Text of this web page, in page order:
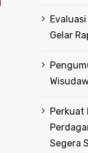
Gelar
Perkuat
Segera